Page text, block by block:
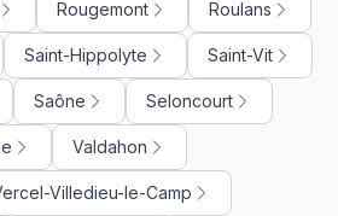
Rougemont Roulans
Saint-Hippolyte Saint-Vit
Saône Seloncourt
Valdahon
Villedieu-le-Camp